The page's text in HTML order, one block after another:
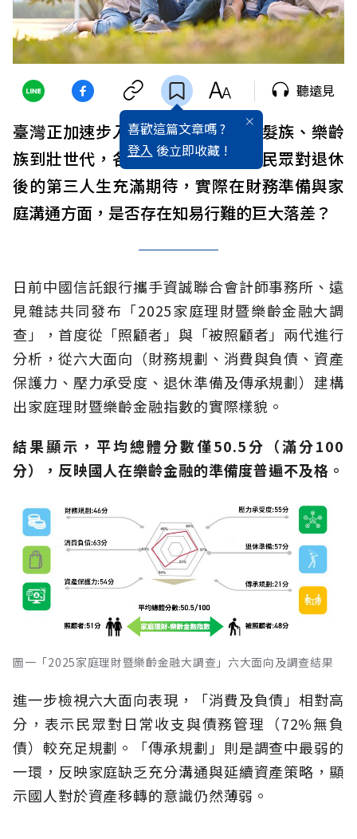
喜歡這篇文章嗎 ?
登入 後立即收藏 !
聽遠見
臺灣正加速步入超高齡社會，從銀髮族、樂齡
族到壯世代，各種名詞推陳出新，民眾對退休
後的第三人生充滿期待，實際在財務準備與家
庭溝通方面，是否存在知易行難的巨大落差？
日前中國信託銀行攜手資誠聯合會計師事務所、遠
見雜誌共同發布「2025家庭理財暨樂齡金融大調
查」，首度從「照顧者」與「被照顧者」兩代進行
分析，從六大面向（財務規劃、消費與負債、資產
保護力、壓力承受度、退休準備及傳承規劃）建構
出家庭理財暨樂齡金融指數的實際樣貌。
結果顯示，平均總體分數僅50.5分（滿分100
分），反映國人在樂齡金融的準備度普遍不及格。
圖一「2025家庭理財暨樂齡金融大調查」六大面向及調查結果
進一步檢視六大面向表現，「消費及負債」相對高
分，表示民眾對日常收支與債務管理（72%無負
債）較充足規劃。「傳承規劃」則是調查中最弱的
一環，反映家庭缺乏充分溝通與延續資產策略，顯
示國人對於資產移轉的意識仍然薄弱。